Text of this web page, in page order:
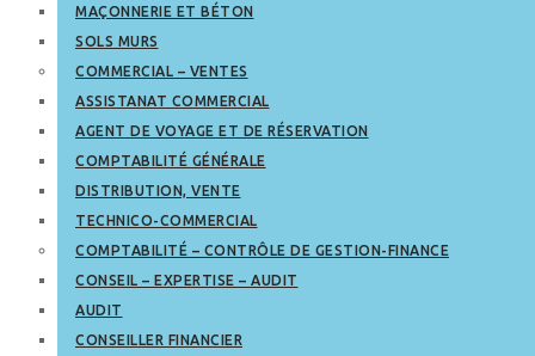
MAÇONNERIE ET BÉTON
SOLS MURS
COMMERCIAL – VENTES
ASSISTANAT COMMERCIAL
AGENT DE VOYAGE ET DE RÉSERVATION
COMPTABILITÉ GÉNÉRALE
DISTRIBUTION, VENTE
TECHNICO-COMMERCIAL
COMPTABILITÉ – CONTRÔLE DE GESTION-FINANCE
CONSEIL – EXPERTISE – AUDIT
AUDIT
CONSEILLER FINANCIER